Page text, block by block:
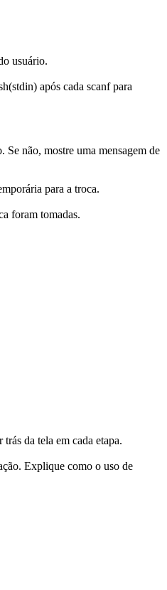
usuário.
após cada scanfpara
não, mostre uma mensagem de
para a troca.
foram tomadas.
da tela em cada etapa.
Explique como o uso de